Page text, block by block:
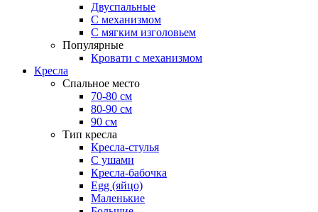
Двуспальные
С механизмом
С мягким изголовьем
Популярные
Кровати с механизмом
Кресла
Спальное место
70-80 см
80-90 см
90 см
Тип кресла
Кресла-стулья
С ушами
Кресла-бабочка
Egg (яйцо)
Маленькие